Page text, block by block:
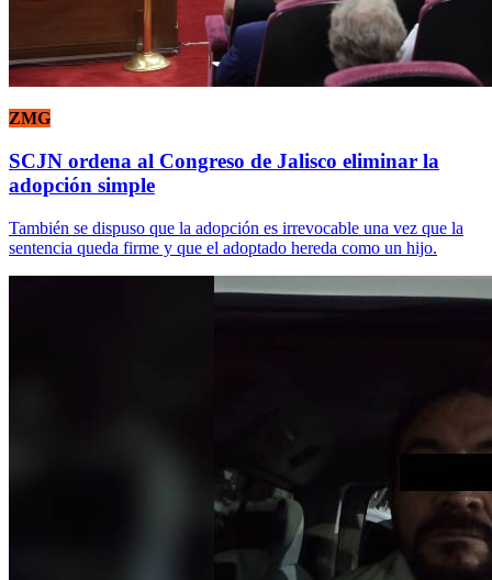
ZMG
SCJN ordena al Congreso de Jalisco eliminar la
adopción simple
También se dispuso que la adopción es irrevocable una vez que la
sentencia queda firme y que el adoptado hereda como un hijo.